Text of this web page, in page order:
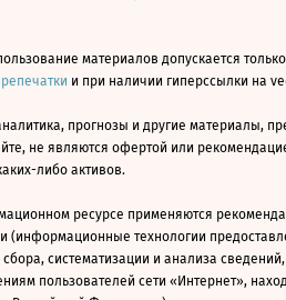
материалов допускается
и при наличии гиперссылки на
прогнозы и другие материалы,
не являются офертой или
либо активов.
ресурсе применяются
(информационные технологии
систематизации и анализа
пользователей сети «Интернет»,